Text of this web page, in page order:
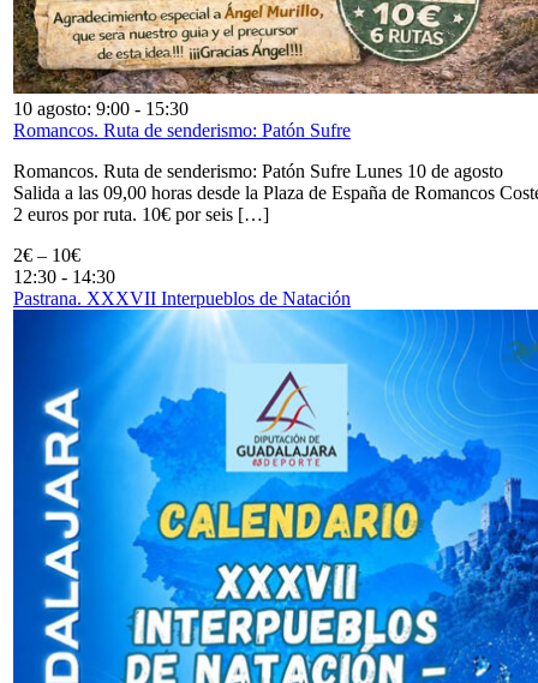
10 agosto: 9:00 - 15:30
Romancos. Ruta de senderismo: Patón Sufre
Romancos. Ruta de senderismo: Patón Sufre Lunes 10 de agosto
Salida a las 09,00 horas desde la Plaza de España de Romancos
2 euros por ruta. 10€ por seis […]
2€ – 10€
12:30 - 14:30
Pastrana. XXXVII Interpueblos de Natación